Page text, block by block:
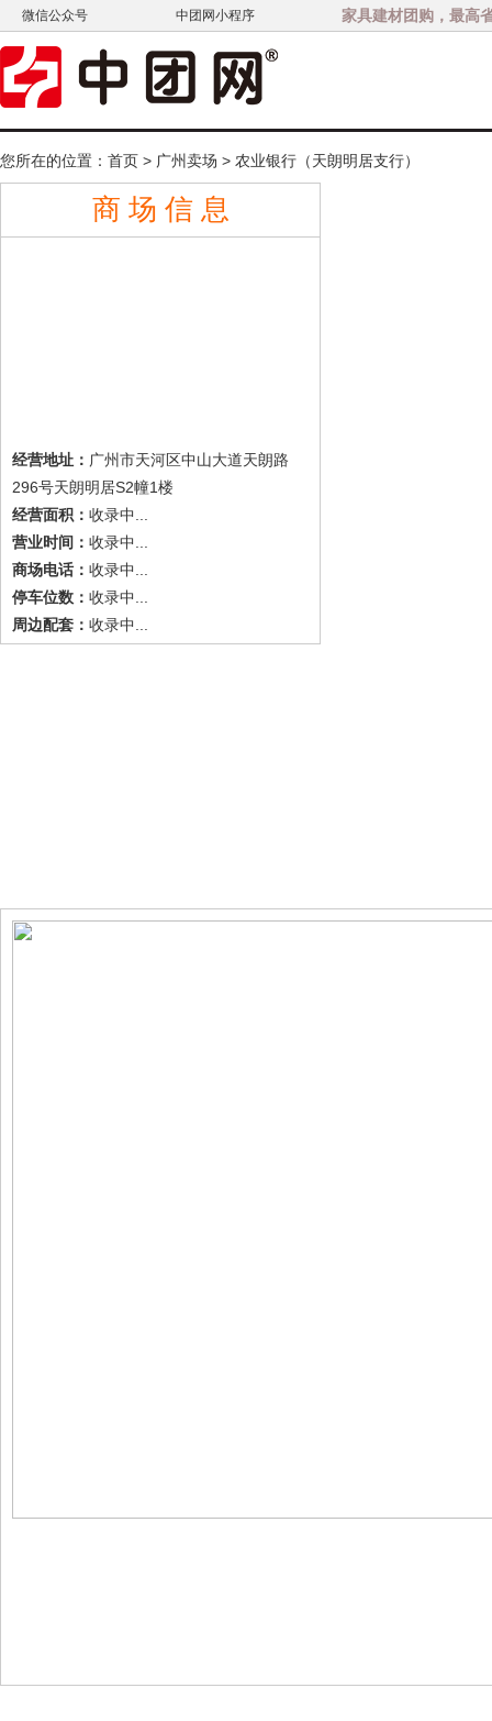
微信公众号 中团网小程序 家具建材团购，最高
您所在的位置： 首页 > 广州卖场 > 农业银行（天朗明居支行）
商 场 信 息
经营地址： 广州市天河区中山大道天朗路
296号天朗明居S2幢1楼
经营面积： 收录中...
营业时间： 收录中...
商场电话： 收录中...
停车位数： 收录中...
周边配套： 收录中...